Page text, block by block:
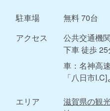
駐車場
無料 70台
アクセス
公共交通機
下車 徒歩 25
車：名神高
「八日市
エリア 滋賀県の観